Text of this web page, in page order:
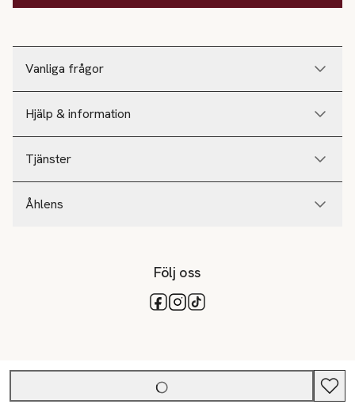
Vanliga frågor
Hjälp & information
Tjänster
Åhlens
Följ oss